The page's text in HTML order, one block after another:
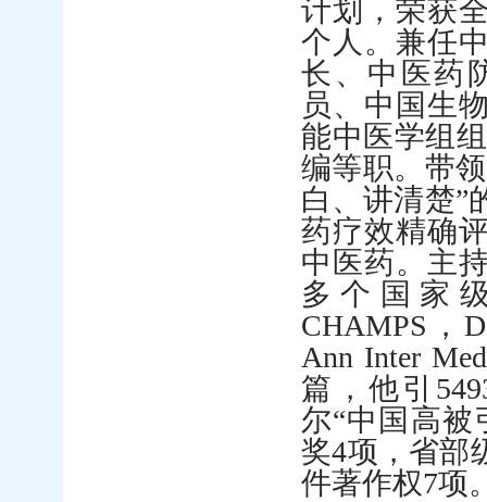
计划，荣获
个人。兼任
长、中医药
员、中国生
能中医学组
编等职。带
白、讲清楚”
药疗效精确
中医药。主
多个国家
CHAMPS ，
Ann Inter Med
篇，他引
尔“中国高被
奖4项，省部
件著作权7项